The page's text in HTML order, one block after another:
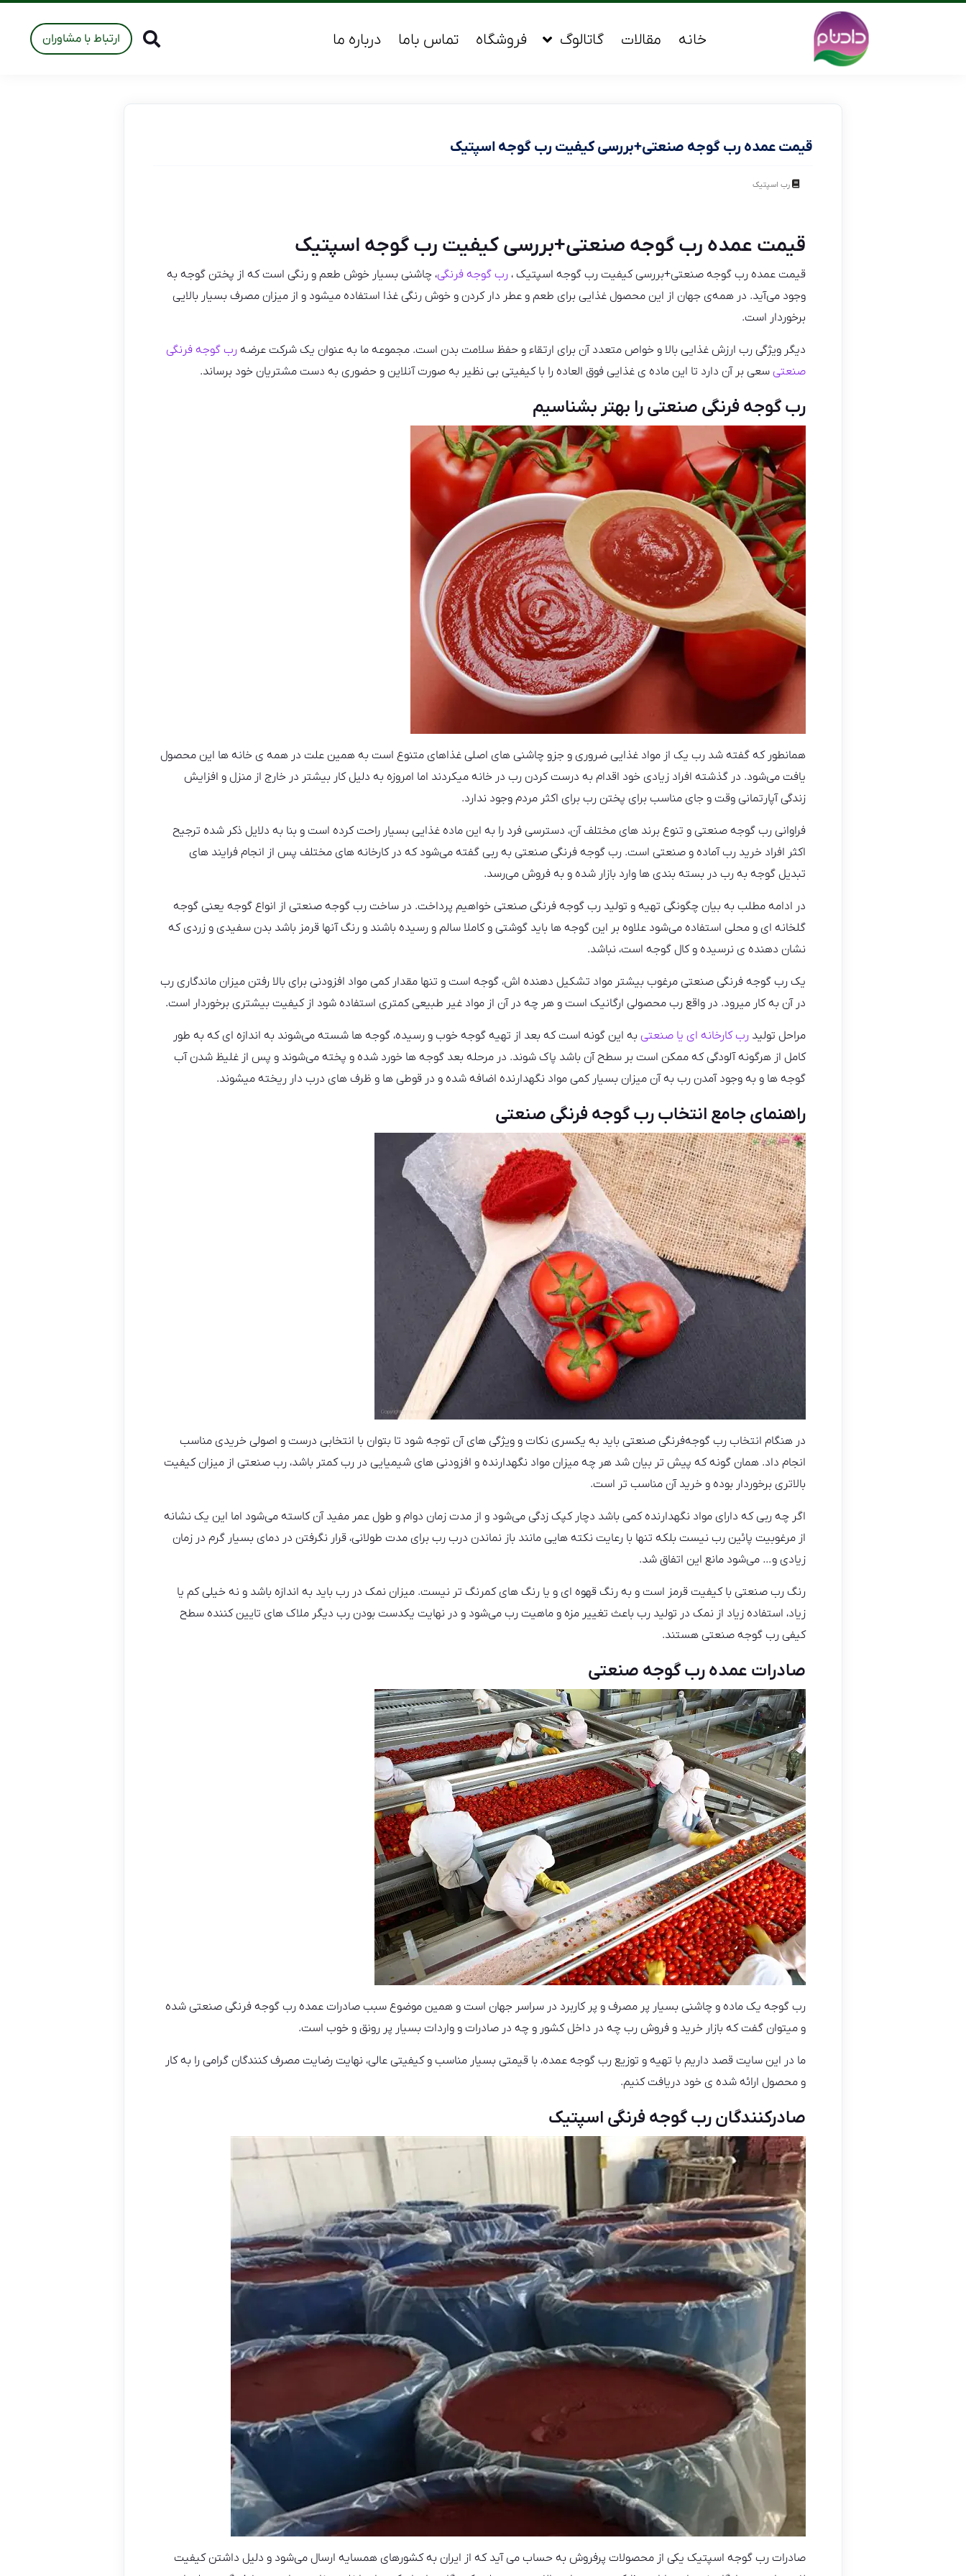
خانه مقالات گاتالوگ فروشگاه تماس باما درباره ما ارتباط با مشاوران
قیمت عمده رب گوجه صنعتی+بررسی کیفیت رب گوجه اسپتیک
رب اسپتیک
قیمت عمده رب گوجه صنعتی+بررسی کیفیت رب گوجه اسپتیک
قیمت عمده رب گوجه صنعتی+بررسی کیفیت رب گوجه اسپتیک ، رب گوجه فرنگی، چاشنی بسیار خوش طعم و رنگی است که از پختن گوجه به
وجود می‌آید. در همه‌ی جهان از این محصول غذایی برای طعم و عطر دار کردن و خوش رنگی غذا استفاده میشود و از میزان مصرف بسیار بالایی
برخوردار است.
دیگر ویژگی رب ارزش غذایی بالا و خواص متعدد آن برای ارتقاء و حفظ سلامت بدن است. مجموعه ما به عنوان یک شرکت عرضه رب گوجه فرنگی
صنعتی سعی بر آن دارد تا این ماده ی غذایی فوق العاده را با کیفیتی بی نظیر به صورت آنلاین و حضوری به دست مشتریان خود برساند.
رب گوجه فرنگی صنعتی را بهتر بشناسیم
همانطور که گفته شد رب یک از مواد غذایی ضروری و جزو چاشنی های اصلی غذاهای متنوع است به همین علت در همه ی خانه ها این محصول
یافت می‌شود. در گذشته افراد زیادی خود اقدام به درست کردن رب در خانه میکردند اما امروزه به دلیل کار بیشتر در خارج از منزل و افزایش
زندگی آپارتمانی وقت و جای مناسب برای پختن رب برای اکثر مردم وجود ندارد.
فراوانی رب گوجه صنعتی و تنوع برند های مختلف آن، دسترسی فرد را به این ماده غذایی بسیار راحت کرده است و بنا به دلایل ذکر شده ترجیح
اکثر افراد خرید رب آماده و صنعتی است. رب گوجه فرنگی صنعتی به ربی گفته می‌شود که در کارخانه های مختلف پس از انجام فرایند های
تبدیل گوجه به رب در بسته بندی ها وارد بازار شده و به فروش می‌رسد.
در ادامه مطلب به بیان چگونگی تهیه و تولید رب گوجه فرنگی‌ صنعتی خواهیم پرداخت. در ساخت رب گوجه صنعتی از انواع گوجه یعنی گوجه
گلخانه ای و محلی استفاده می‌شود علاوه بر این گوجه ها باید گوشتی و کاملا سالم و رسیده باشند و رنگ آنها قرمز باشد بدن سفیدی و زردی که
نشان دهنده ی نرسیده و کال گوجه است، نباشد.
یک رب گوجه فرنگی صنعتی مرغوب بیشتر مواد تشکیل دهنده اش، گوجه است و تنها مقدار کمی مواد افزودنی برای بالا رفتن میزان ماندگاری رب
در آن به کار میرود. در واقع رب محصولی ارگانیک است و هر چه در آن از مواد غیر طبیعی کمتری استفاده شود از کیفیت بیشتری برخوردار است.
مراحل تولید رب کارخانه ای یا صنعتی به این گونه است که بعد از تهیه گوجه خوب و رسیده، گوجه ها شسته می‌شوند به اندازه ای که به طور
کامل از هرگونه آلودگی که ممکن است بر سطح آن باشد پاک شوند. در مرحله بعد گوجه ها خورد شده و پخته می‌شوند و پس از غلیظ شدن آب
گوجه ها و به وجود آمدن رب به آن میزان بسیار کمی مواد نگهدارنده اضافه شده و در قوطی ها و ظرف های درب دار ریخته میشوند.
راهنمای جامع انتخاب رب گوجه فرنگی صنعتی
در هنگام انتخاب رب گوجه‌فرنگی صنعتی باید به یکسری نکات و ویژگی های آن توجه شود تا بتوان با انتخابی درست و اصولی خریدی مناسب
انجام داد. همان گونه که پیش تر بیان شد هر چه میزان مواد نگهدارنده و افزودنی های شیمیایی در رب کمتر باشد، رب صنعتی از میزان کیفیت
بالاتری برخوردار بوده و خرید آن مناسب تر است.
اگر چه ربی که دارای مواد نگهدارنده کمی باشد دچار کپک زدگی می‌شود و از مدت زمان دوام و طول عمر مفید آن کاسته می‌شود اما این یک نشانه
از مرغوبیت پائین رب نیست بلکه تنها با رعایت نکته هایی مانند باز نماندن درب رب برای مدت طولانی، قرار نگرفتن در دمای بسیار گرم در زمان
زیادی و… می‌شود مانع این اتفاق شد.
رنگ رب صنعتی با کیفیت قرمز است و به رنگ قهوه ای و یا رنگ های کمرنگ تر نیست. میزان نمک در رب باید به اندازه باشد و نه خیلی کم یا
زیاد، استفاده زیاد از نمک در تولید رب باعث تغییر مزه و ماهیت رب می‌شود و در نهایت یکدست بودن رب دیگر ملاک های تایین کننده سطح
کیفی رب گوجه صنعتی هستند.
صادرات عمده رب گوجه صنعتی
رب گوجه یک ماده و چاشنی بسیار پر مصرف و پر کاربرد در سراسر جهان است و همین موضوع سبب صادرات عمده رب گوجه فرنگی صنعتی شده
و میتوان گفت که بازار خرید و فروش رب چه در داخل کشور و چه در صادرات و واردات بسیار پر رونق و خوب است.
ما در این سایت قصد داریم با تهیه و توزیع رب گوجه عمده، با قیمتی بسیار مناسب و کیفیتی عالی، نهایت رضایت مصرف کنندگان گرامی را به کار
و محصول ارائه شده ی خود دریافت کنیم.
صادرکنندگان رب گوجه فرنگی اسپتیک
صادرات رب گوجه اسپتیک یکی از محصولات پرفروش به حساب می آید که از ایران به کشورهای همسایه ارسال می‌شود و دلیل داشتن کیفیت